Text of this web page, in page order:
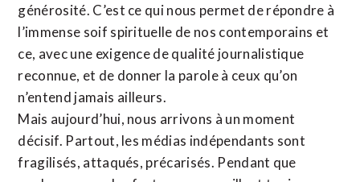
générosité. C’est ce qui nous permet de répondre à
l’immense soif spirituelle de nos contemporains et
ce, avec une exigence de qualité journalistique
reconnue, et de donner la parole à ceux qu’on
n’entend jamais ailleurs.
Mais aujourd’hui, nous arrivons à un moment
décisif. Partout, les médias indépendants sont
fragilisés, attaqués, précarisés. Pendant que